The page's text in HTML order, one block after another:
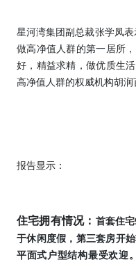
星河湾集团副总裁张学凤
做高净值人群的第一居所
好，精益求精，做优质生
高净值人群的权威机构胡
报告显示：
住宅拥有情况： 首套住宅
于休闲度假，第三套房开
平面式户型结构最受欢迎